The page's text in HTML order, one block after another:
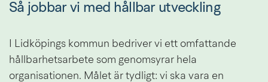
Så jobbar vi med hållbar utveckling
I Lidköpings kommun bedriver vi ett omfattande
hållbarhetsarbete som genomsyrar hela
organisationen. Målet är tydligt: vi ska vara en